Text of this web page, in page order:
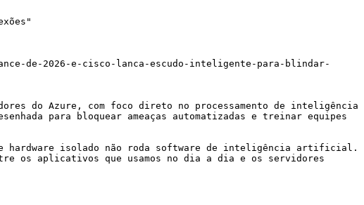
de-2026-e-cisco-lanca-escudo-inteligente-para-blindar-
do Azure, com foco direto no processamento de inteligência
para bloquear ameaças automatizadas e treinar equipes
hardware isolado não roda software de inteligência artificial.
os aplicativos que usamos no dia a dia e os servidores